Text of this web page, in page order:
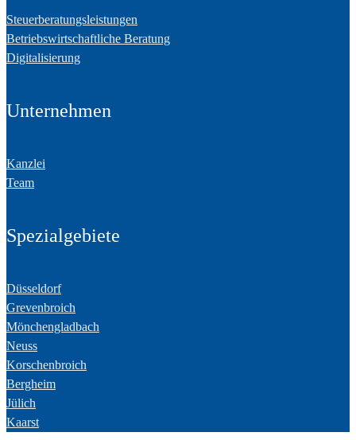
Steuerberatungsleistungen
Betriebswirtschaftliche Beratung
Digitalisierung
Unternehmen
Kanzlei
Team
Spezialgebiete
Düsseldorf
Grevenbroich
Mönchengladbach
Neuss
Korschenbroich
Bergheim
Jülich
Kaarst